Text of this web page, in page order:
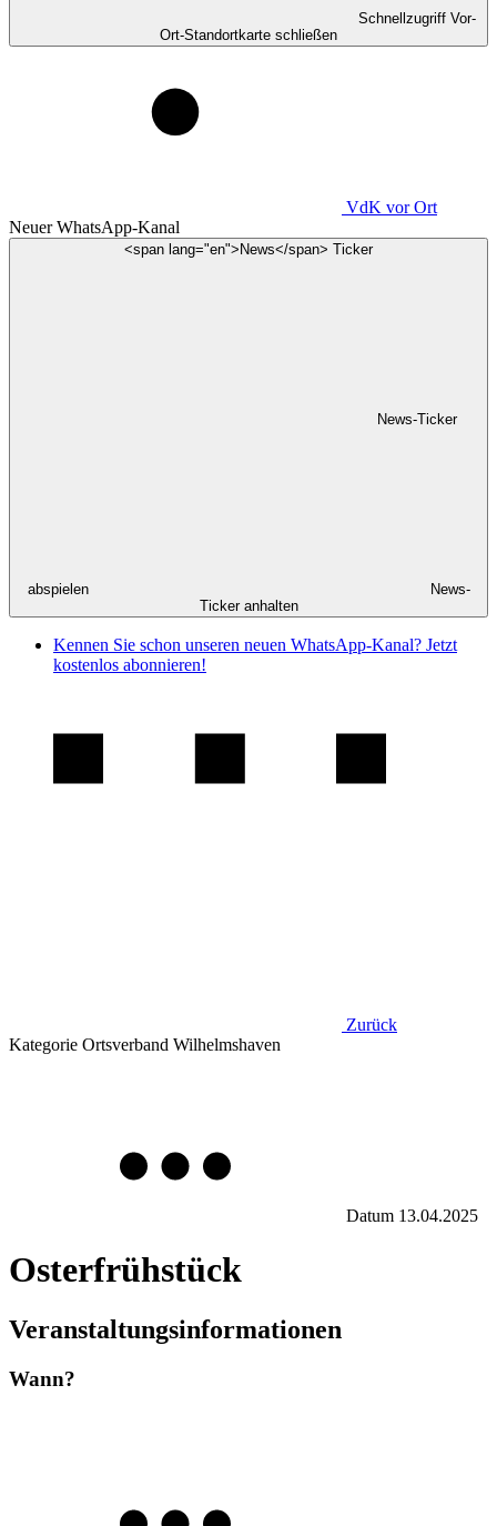
Schnellzugriff Vor-
Ort-Standortkarte schließen
VdK vor Ort
Neuer WhatsApp-Kanal
<span lang="en">News</span> Ticker
News-Ticker
abspielen
News-
Ticker anhalten
Kennen Sie schon unseren neuen WhatsApp-Kanal? Jetzt
kostenlos abonnieren!
Zurück
Kategorie Ortsverband Wilhelmshaven
Datum 13.04.2025
Osterfrühstück
Veranstaltungsinformationen
Wann?